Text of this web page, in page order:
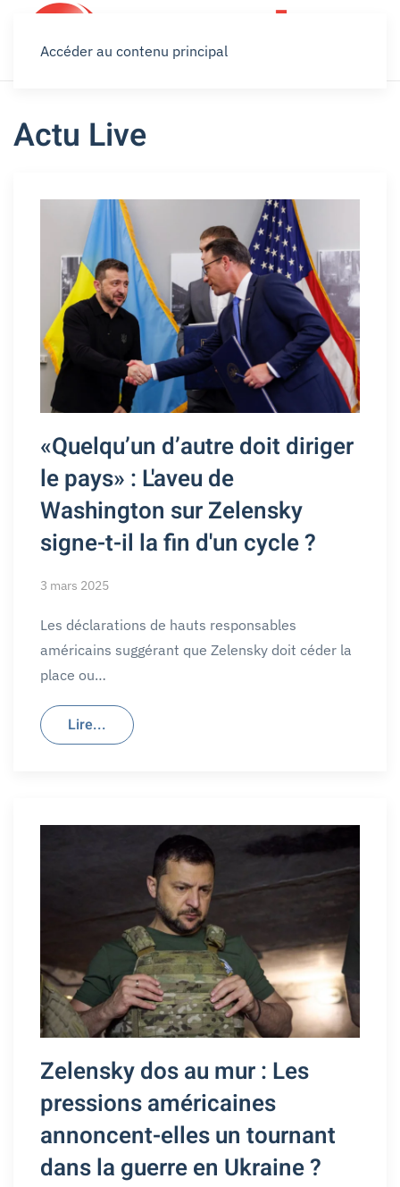
Accéder au contenu principal
Actu Live
«Quelqu’un d’autre doit diriger
le pays» : L'aveu de
Washington sur Zelensky
signe-t-il la fin d'un cycle ?
3 mars 2025
Les déclarations de hauts responsables
américains suggérant que Zelensky doit céder la
place ou…
Lire...
Zelensky dos au mur : Les
pressions américaines
annoncent-elles un tournant
dans la guerre en Ukraine ?